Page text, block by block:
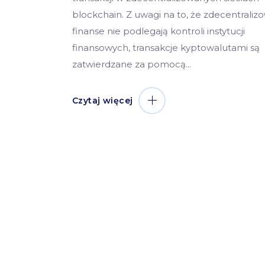
blockchain. Z uwagi na to, że
finanse nie podlegają kontroli instytucji
finansowych, transakcje kyptowalutami są
zatwierdzane za pomocą
Czytaj więcej